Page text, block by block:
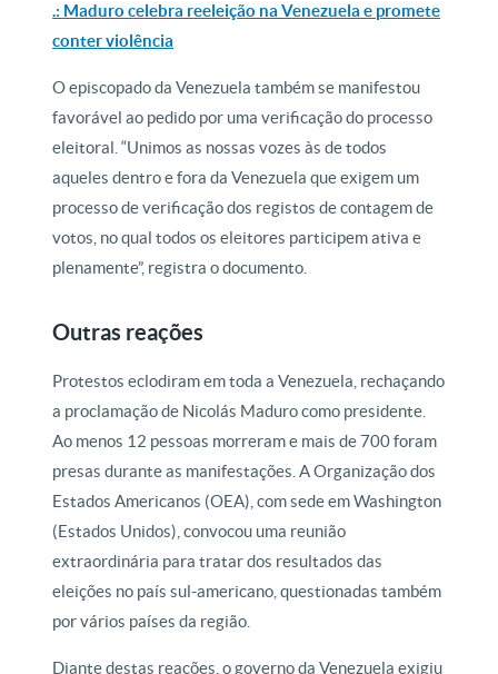
.: Maduro celebra reeleição na Venezuela e promete
conter violência
O episcopado da Venezuela também se manifestou
favorável ao pedido por uma verificação do processo
eleitoral. “Unimos as nossas vozes às de todos
aqueles dentro e fora da Venezuela que exigem um
processo de verificação dos registos de contagem de
votos, no qual todos os eleitores participem ativa e
plenamente”, registra o documento.
Outras reações
Protestos eclodiram em toda a Venezuela, rechaçando
a proclamação de Nicolás Maduro como presidente.
Ao menos 12 pessoas morreram e mais de 700 foram
presas durante as manifestações. A Organização dos
Estados Americanos (OEA), com sede em Washington
(Estados Unidos), convocou uma reunião
extraordinária para tratar dos resultados das
eleições no país sul-americano, questionadas também
por vários países da região.
Diante destas reações, o governo da Venezuela exigiu